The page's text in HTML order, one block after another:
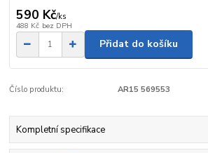
590 Kč/ks
488 Kč bez DPH
Přidat do košíku
Číslo produktu: AR15 569553
Kompletní specifikace